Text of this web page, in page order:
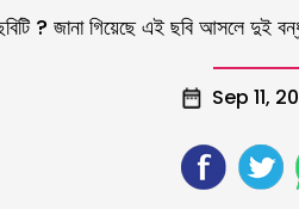
? জানা গিয়েছে এই ছবি আসলে দুই
Sep 11,